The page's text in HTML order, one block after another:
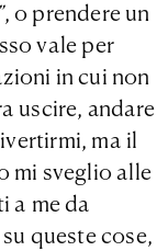
, o prendere un
vale per
in cui non
uscire, andare
ma il
mi sveglio alle
a me da
queste cose,